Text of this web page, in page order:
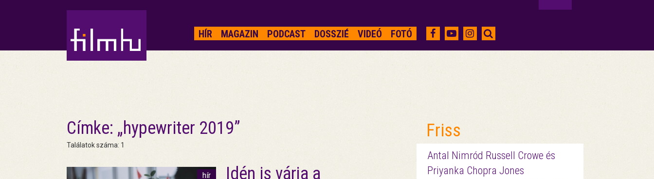
HÍR MAGAZIN PODCAST DOSSZIÉ VIDEÓ FOTÓ
Címke: „hypewriter 2019”
Találatok száma: 1
hír
Idén is várja a
Friss
Antal Nimród Russell Crowe és
Priyanka Chopra Jones